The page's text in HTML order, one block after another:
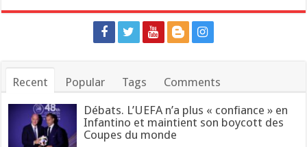
Recent Popular Tags Comments
Débats. L’UEFA n’a plus « confiance » en
Infantino et maintient son boycott des
Coupes du monde